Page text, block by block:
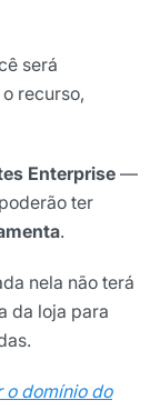
será
recurso,
Enterprise —
ter
.
nela não terá
da loja para
o domínio do